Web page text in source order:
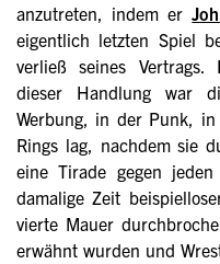
anzutreten, indem er
eigentlich letzten Spiel
verließ seines
dieser Handlung war
Werbung, in der Punk,
Rings lag, nachdem sie
eine Tirade gegen
damalige Zeit
vierte Mauer
erwähnt wurden und